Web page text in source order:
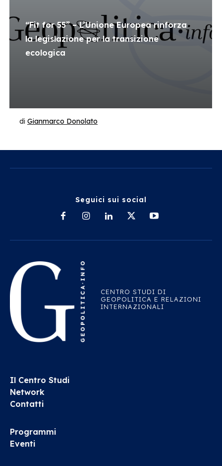
“Fit for 55” – L’Unione Europea rinforza
la legislazione per la transizione
ecologica
di Gianmarco Donolato
Seguici sui social
CENTRO STUDI DI
GEOPOLITICA E RELAZIONI
INTERNAZIONALI
Il Centro Studi
Network
Contatti
Programmi
Eventi